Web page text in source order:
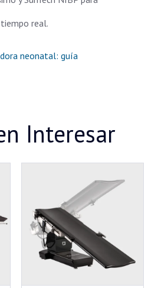
real.
neonatal: guía
Interesar